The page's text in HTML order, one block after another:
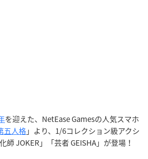
を迎えた、NetEase Gamesの人気スマホ
五人格」より、1/6コレクション級アクシ
化師 JOKER」「芸者 GEISHA」が登場！